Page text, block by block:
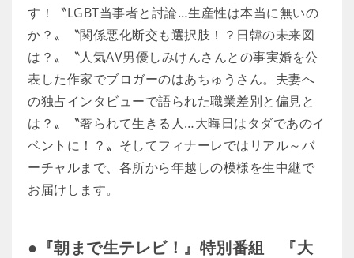
す！〝LGBT当事者と討論…生産性は本当に無いの
か？〟〝関係悪化断交も選択肢！？日韓の未来図
は？〟〝人気AV男優しみけんさんとの事実婚を公
表した作家でブロガーのはあちゅうさん。夫妻へ
の独占インタビューで語られた職業差別と偏見と
は？〟〝奢られて生きる人…大晦日はタダであのイ
ベントに！？〟そしてフィナーレではリアル～バ
ーチャルまで、各所から年越しの模様を生中継で
お届けします。
●『朝まで生テレビ！』特別番組 『大